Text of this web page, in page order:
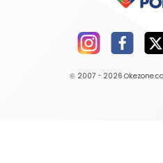
© 2007 - 2026